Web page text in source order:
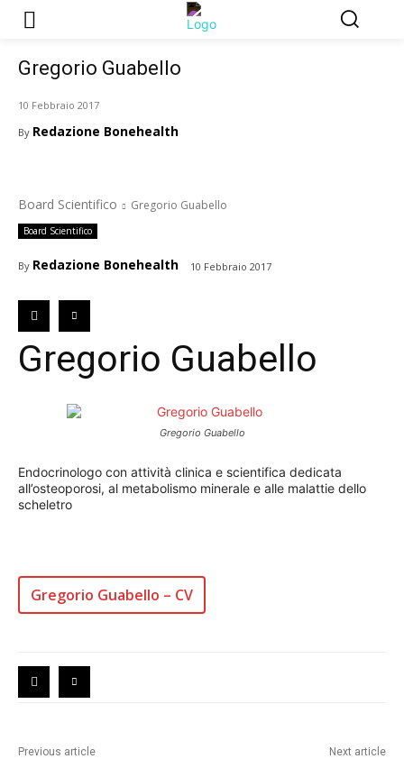
Gregorio Guabello
10 Febbraio 2017
By Redazione Bonehealth
Board Scientifico Gregorio Guabello
Board Scientifico
By Redazione Bonehealth 10 Febbraio 2017
Gregorio Guabello
Gregorio Guabello
Endocrinologo con attività clinica e scientifica dedicata
all’osteoporosi, al metabolismo minerale e alle malattie dello
scheletro
Gregorio Guabello – CV
Previous article Next article